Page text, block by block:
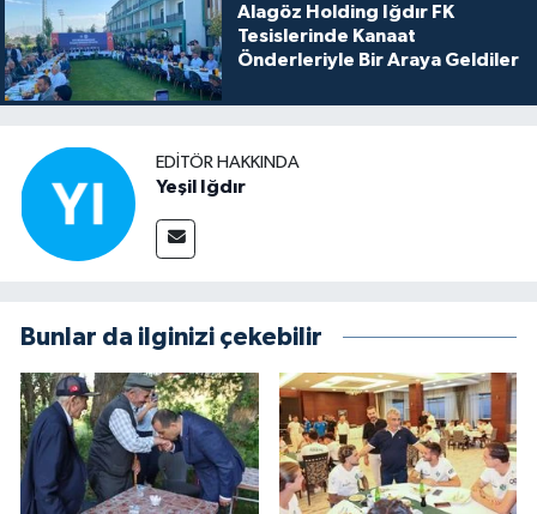
Alagöz Holding Iğdır FK
Tesislerinde Kanaat
Önderleriyle Bir Araya Geldiler
EDITÖR HAKKINDA
Yeşil Iğdır
Bunlar da ilginizi çekebilir